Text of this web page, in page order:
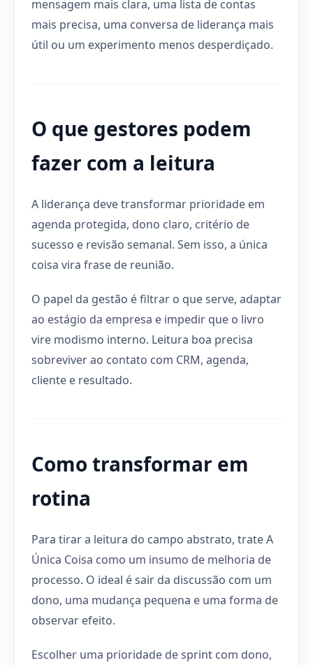
mensagem mais clara, uma lista de contas
mais precisa, uma conversa de liderança mais
útil ou um experimento menos desperdiçado.
O que gestores podem
fazer com a leitura
A liderança deve transformar prioridade em
agenda protegida, dono claro, critério de
sucesso e revisão semanal. Sem isso, a única
coisa vira frase de reunião.
O papel da gestão é filtrar o que serve, adaptar
ao estágio da empresa e impedir que o livro
vire modismo interno. Leitura boa precisa
sobreviver ao contato com CRM, agenda,
cliente e resultado.
Como transformar em
rotina
Para tirar a leitura do campo abstrato, trate A
Única Coisa como um insumo de melhoria de
processo. O ideal é sair da discussão com um
dono, uma mudança pequena e uma forma de
observar efeito.
Escolher uma prioridade de sprint com dono,